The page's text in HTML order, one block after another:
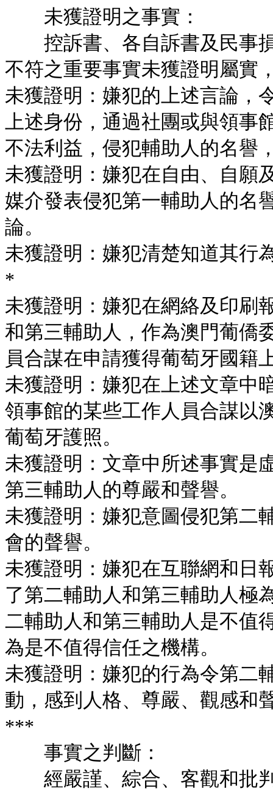
未獲證明之事實：
控訴書、各自訴書及民事損
不符之重要事實未獲證明屬實
未獲證明：嫌犯的上述言論，
上述身份，通過社團或與領事
不法利益，侵犯輔助人的名譽
未獲證明：嫌犯在自由、自願
媒介發表侵犯第一輔助人的名
論。
未獲證明：嫌犯清楚知道其行
*
未獲證明：嫌犯在網絡及印刷
和第三輔助人，作為澳門葡僑
員合謀在申請獲得葡萄牙國籍
未獲證明：嫌犯在上述文章中
領事館的某些工作人員合謀以
葡萄牙護照。
未獲證明：文章中所述事實是
第三輔助人的尊嚴和聲譽。
未獲證明：嫌犯意圖侵犯第二
會的聲譽。
未獲證明：嫌犯在互聯網和日
了第二輔助人和第三輔助人極
二輔助人和第三輔助人是不值
為是不值得信任之機構。
未獲證明：嫌犯的行為令第二
動，感到人格、尊嚴、觀感和
***
事實之判斷：
經嚴謹、綜合、客觀和批判